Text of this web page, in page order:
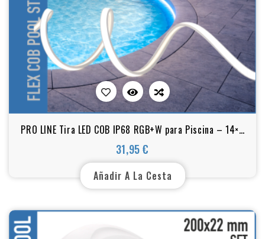
PRO LINE Tira LED COB IP68 RGB+W para Piscina – 14×6
mm – 24V – 18W/m – A medida o en rollo
31,95 €
Precio
Añadir A La Cesta